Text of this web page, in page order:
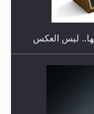
ليس العكس